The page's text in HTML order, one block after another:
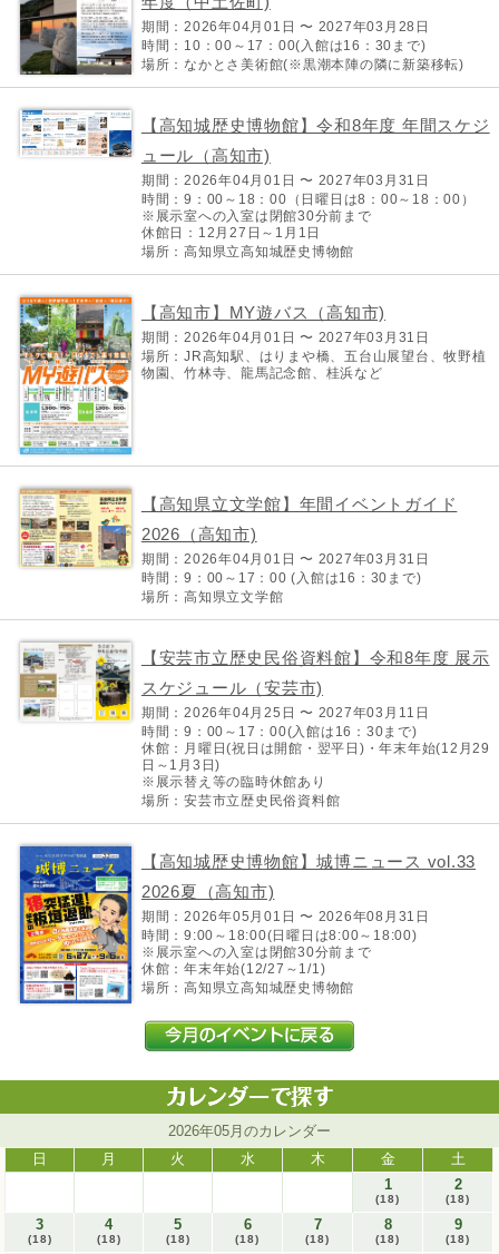
期間：2026年04月01日 〜 2027年03月28日
時間：10：00～17：00(入館は16：30まで)
場所：なかとさ美術館(※黒潮本陣の隣に新築移転)
【高知城歴史博物館】令和8年度 年間スケジ
ュール（高知市)
期間：2026年04月01日 〜 2027年03月31日
時間：9：00～18：00（日曜日は8：00～18：00）
※展示室への入室は閉館30分前まで
休館日：12月27日～1月1日
場所：高知県立高知城歴史博物館
【高知市】MY遊バス（高知市)
期間：2026年04月01日 〜 2027年03月31日
場所：JR高知駅、はりまや橋、五台山展望台、牧野植
物園、竹林寺、龍馬記念館、桂浜など
【高知県立文学館】年間イベントガイド
2026（高知市)
期間：2026年04月01日 〜 2027年03月31日
時間：9：00～17：00 (入館は16：30まで)
場所：高知県立文学館
【安芸市立歴史民俗資料館】令和8年度 展示
スケジュール（安芸市)
期間：2026年04月25日 〜 2027年03月11日
時間：9：00～17：00(入館は16：30まで)
休館：月曜日(祝日は開館・翌平日)・年末年始(12月29
日～1月3日)
※展示替え等の臨時休館あり
場所：安芸市立歴史民俗資料館
【高知城歴史博物館】城博ニュース vol.33
2026夏（高知市)
期間：2026年05月01日 〜 2026年08月31日
時間：9:00～18:00(日曜日は8:00～18:00)
※展示室への入室は閉館30分前まで
休館：年末年始(12/27～1/1)
場所：高知県立高知城歴史博物館
2026年05月のカレンダー
日
月 火 水 木 金
土
1
(18)
2
(18)
3
(18)
4
(18)
5
(18)
6
(18)
7
(18)
8
(18)
9
(18)